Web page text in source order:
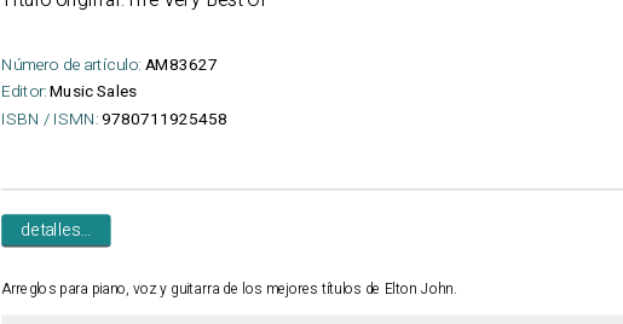
Número de artículo: AM83627
Editor:Music Sales
ISBN / ISMN:9780711925458
detalles...
Arreglos para piano, voz y guitarra de los mejores títulos de Elton John.